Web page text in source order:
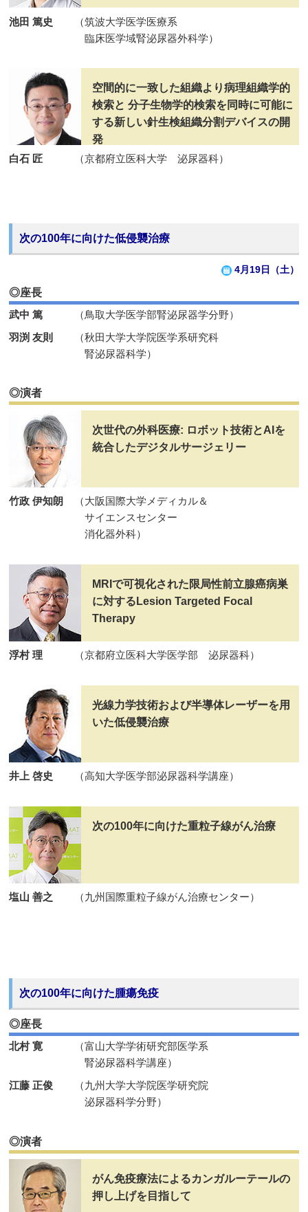
池田 篤史
（筑波大学医学医療系
臨床医学域腎泌尿器外科学）
空間的に一致した組織より病理組織学的
検索と 分子生物学的検索を同時に可能に
する新しい針生検組織分割デバイスの開
発
白石 匠
（京都府立医科大学 泌尿器科）
次の100年に向けた低侵襲治療
4月19日（土）
◎座長
武中 篤
（鳥取大学医学部腎泌尿器学分野）
羽渕 友則
（秋田大学大学院医学系研究科
腎泌尿器科学）
◎演者
次世代の外科医療: ロボット技術とAIを
統合したデジタルサージェリー
竹政 伊知朗
（大阪国際大学メディカル＆
サイエンスセンター
消化器外科）
MRIで可視化された限局性前立腺癌病巣
に対するLesion Targeted Focal
Therapy
浮村 理 （京都府立医科大学医学部 泌尿器科）
光線力学技術および半導体レーザーを用
いた低侵襲治療
井上 啓史 （高知大学医学部泌尿器科学講座）
次の100年に向けた重粒子線がん治療
塩山 善之 （九州国際重粒子線がん治療センター）
次の100年に向けた腫瘍免疫
◎座長
北村 寛
（富山大学学術研究部医学系
腎泌尿器科学講座）
江藤 正俊
（九州大学大学院医学研究院
泌尿器科学分野）
◎演者
がん免疫療法によるカンガルーテールの
押し上げを目指して